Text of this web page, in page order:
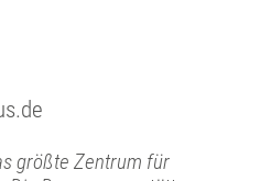
größte Zentrum für